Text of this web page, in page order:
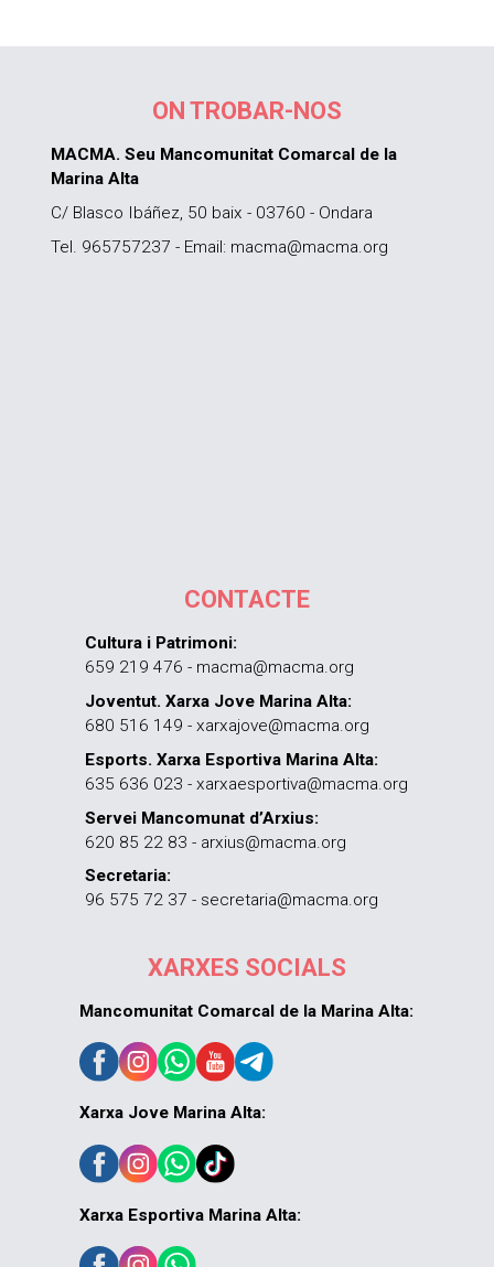
ON TROBAR-NOS
MACMA. Seu Mancomunitat Comarcal de la
Marina Alta
C/ Blasco Ibáñez, 50 baix - 03760 - Ondara
Tel. 965757237 - Email: macma@macma.org
CONTACTE
Cultura i Patrimoni:
659 219 476 - macma@macma.org
Joventut. Xarxa Jove Marina Alta:
680 516 149 - xarxajove@macma.org
Esports. Xarxa Esportiva Marina Alta:
635 636 023 - xarxaesportiva@macma.org
Servei Mancomunat d’Arxius:
620 85 22 83 - arxius@macma.org
Secretaria:
96 575 72 37 - secretaria@macma.org
XARXES SOCIALS
Mancomunitat Comarcal de la Marina Alta:
Xarxa Jove Marina Alta:
Xarxa Esportiva Marina Alta: